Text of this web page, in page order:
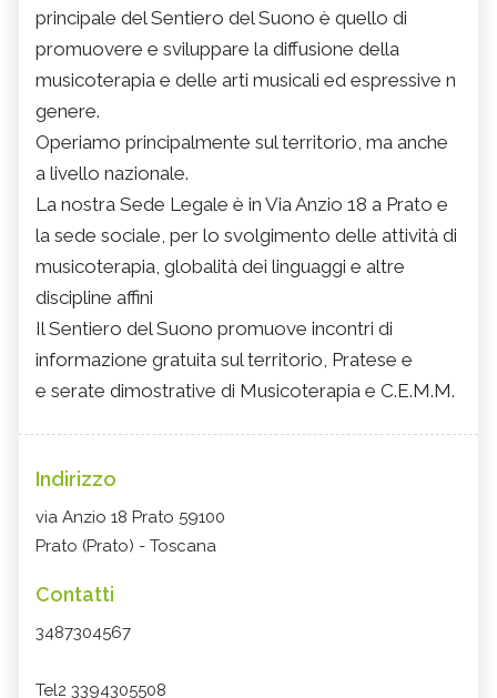
principale del Sentiero del Suono è quello di
promuovere e sviluppare la diffusione della
musicoterapia e delle arti musicali ed espressive n
genere.
Operiamo principalmente sul territorio, ma anche
a livello nazionale.
La nostra Sede Legale è in Via Anzio 18 a Prato e
la sede sociale, per lo svolgimento delle attività di
musicoterapia, globalità dei linguaggi e altre
discipline affini
Il Sentiero del Suono promuove incontri di
informazione gratuita sul territorio, Pratese e
e serate dimostrative di Musicoterapia e C.E.M.M.
Indirizzo
via Anzio 18 Prato 59100
Prato (Prato) - Toscana
Contatti
3487304567
Tel2 3394305508